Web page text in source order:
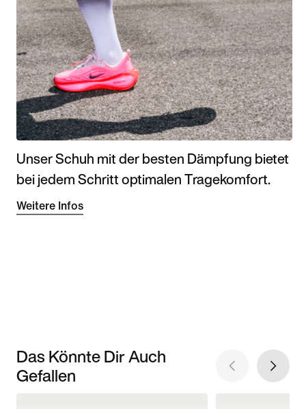
Unser Schuh mit der besten Dämpfung bietet
bei jedem Schritt optimalen Tragekomfort.
Weitere Infos
Das Könnte Dir Auch
Gefallen